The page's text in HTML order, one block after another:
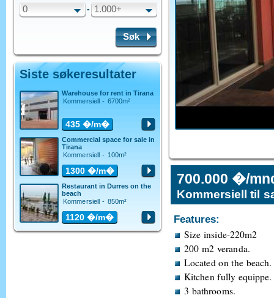
700.000 �/
Kommersiell til
Features:
Size inside-220m2
200 m2 veranda.
Located on the beach.
Kitchen fully equippe.
3 bathrooms.
0 - 1.000+
Søk
Siste søkeresultater
Warehouse for rent in Tirana
Kommersiell - 6700m²
435 �/m�
Commercial space for sale in
Tirana
Kommersiell - 100m²
1300 �/m�
Restaurant in Durres on the
beach
Kommersiell - 850m²
1120 �/m�